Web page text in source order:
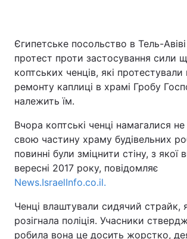
Дніпро Харків
Одеса
Спорт Наука
Техно і зв'язок Лайт
Зброя
Здоров'я Туризм
Єгипетське посольство в Тель-
протест проти застосування сили
коптських ченців, які протестували
ремонту каплиці в храмі Гробу
належить їм.
Вчора коптські ченці намагалися
свою частину храму будівельних
повинні були зміцнити стіну, з якої
вересні 2017 року, повідомляє
News.IsraelInfo.co.il.
Ченці влаштували сидячий страйк,
розігнала поліція. Учасники
робила вона це досить жорстко,